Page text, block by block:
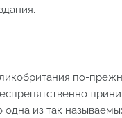
по-
одна из так